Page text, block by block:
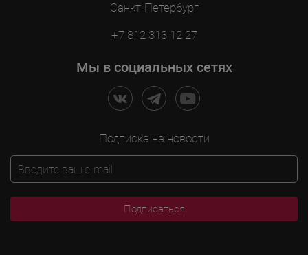
Санкт-Петербург
+7 812 313 12 27
Мы в социальных сетях
Подписка на новости
Подписаться